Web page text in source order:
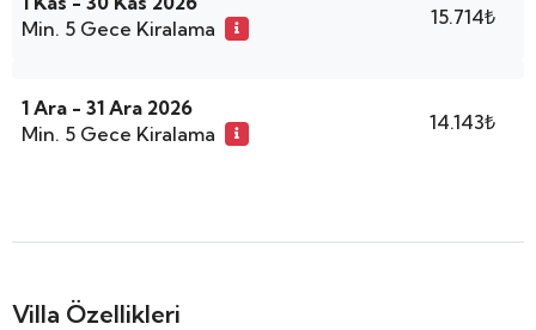
Min. 5 Gece Kiralama
15.714₺
1 Ara - 31 Ara 2026
Min. 5 Gece Kiralama
14.143₺
Villa Özellikleri